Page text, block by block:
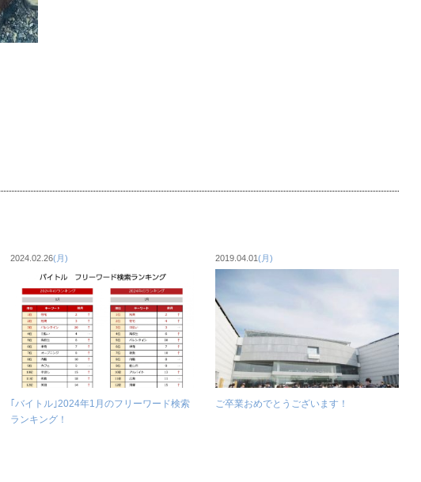
2024.02.26(月)
｢バイトル｣2024年1月のフリーワード検索
ランキング！
2019.04.01(月)
ご卒業おめでとうございます！